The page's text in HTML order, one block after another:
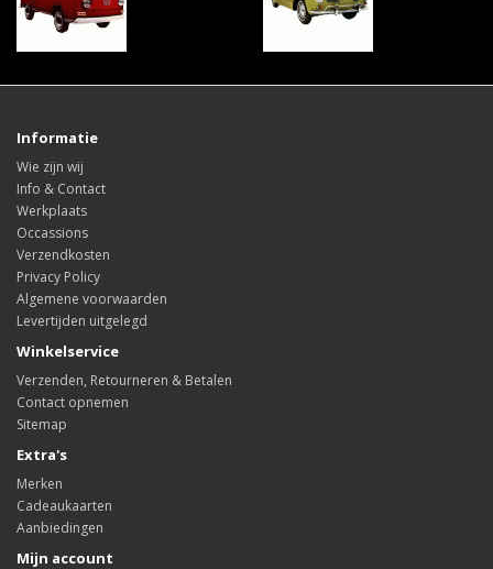
Informatie
Wie zijn wij
Info & Contact
Werkplaats
Occassions
Verzendkosten
Privacy Policy
Algemene voorwaarden
Levertijden uitgelegd
Winkelservice
Verzenden, Retourneren & Betalen
Contact opnemen
Sitemap
Extra's
Merken
Cadeaukaarten
Aanbiedingen
Mijn account